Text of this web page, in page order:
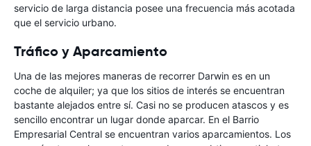
servicio de larga distancia posee una frecuencia más acotada
que el servicio urbano.
Tráfico y Aparcamiento
Una de las mejores maneras de recorrer Darwin es en un
coche de alquiler; ya que los sitios de interés se encuentran
bastante alejados entre sí. Casi no se producen atascos y es
sencillo encontrar un lugar donde aparcar. En el Barrio
Empresarial Central se encuentran varios aparcamientos. Los